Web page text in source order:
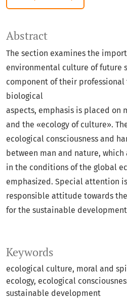
Keywords
ecological culture, moral and
ecology, ecological
sustainable development
Abstract
The section examines the
environmental culture of future
component of their
biological
aspects, emphasis is placed on
and the «ecology of culture».
ecological consciousness and
between man and nature,
in the conditions of the global
emphasized. Special attention
responsible attitude towards
for the sustainable